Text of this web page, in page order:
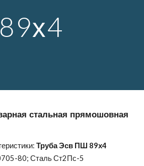
89х4
стальная прямошовная
Труба Эсв ПШ 89х4
80; СтальСт2Пс-5